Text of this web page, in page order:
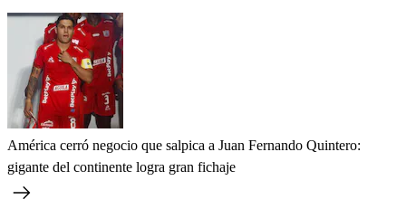
América cerró negocio que salpica a Juan Fernando Quintero:
gigante del continente logra gran fichaje